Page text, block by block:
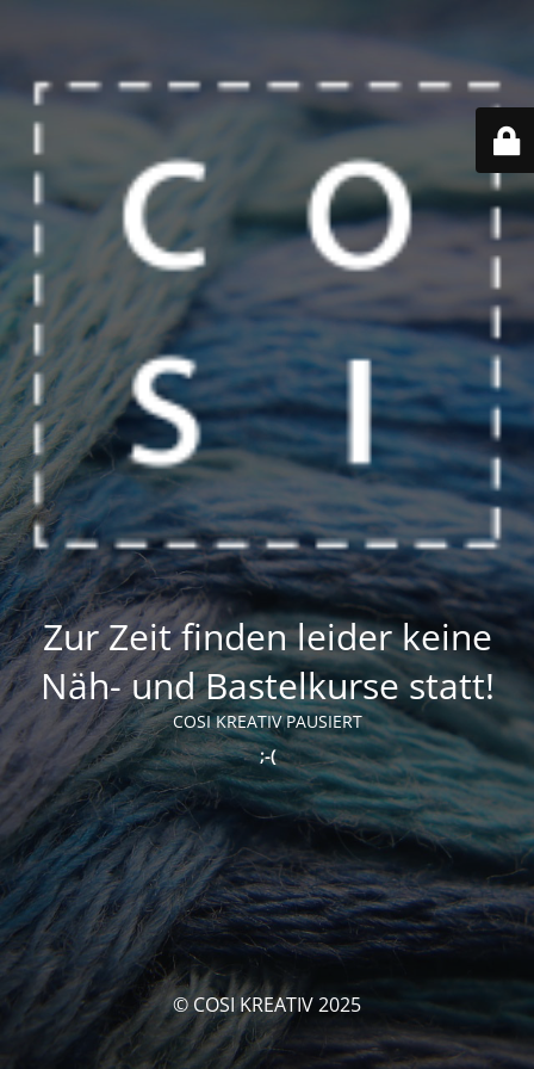
Zur Zeit finden leider keine
Näh- und Bastelkurse statt!
COSI KREATIV PAUSIERT
;-(
© COSI KREATIV 2025